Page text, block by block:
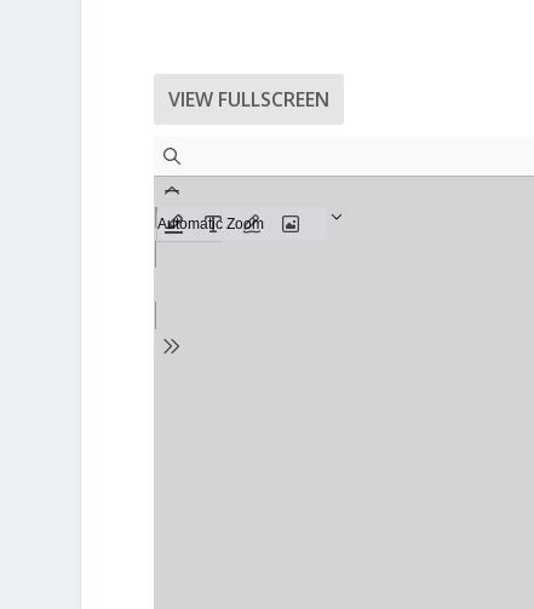
VIEW FULLSCREEN